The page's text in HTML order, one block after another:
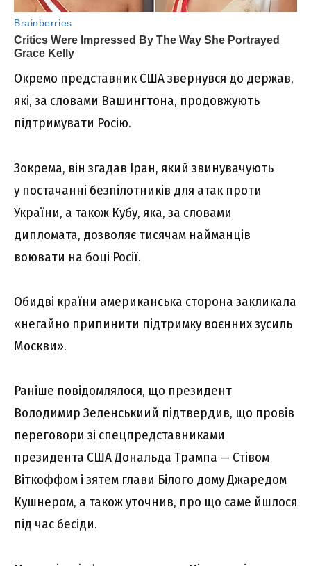
Окремо представник США звернувся до держав,
які, за словами Вашингтона, продовжують
підтримувати Росію.
Зокрема, він згадав Іран, який звинувачують
у постачанні безпілотників для атак проти
України, а також Кубу, яка, за словами
дипломата, дозволяє тисячам найманців
воювати на боці Росії.
Обидві країни американська сторона закликала
«негайно припинити підтримку воєнних зусиль
Москви».
Раніше повідомлялося, що президент
Володимир Зеленськиий підтвердив, що провів
переговори зі спецпредставниками
президента США Дональда Трампа — Стівом
Віткоффом і зятем глави Білого дому Джаредом
Кушнером, а також уточнив, про що саме йшлося
під час бесіди.